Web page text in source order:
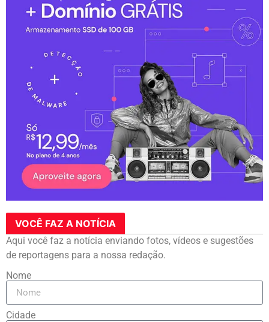
VOCÊ FAZ A NOTÍCIA
Aqui você faz a notícia enviando fotos, vídeos e sugestões
de reportagens para a nossa redação.
Nome
Cidade